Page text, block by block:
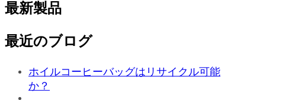
最新製品
最近のブログ
ホイルコーヒーバッグはリサイクル可能
か？